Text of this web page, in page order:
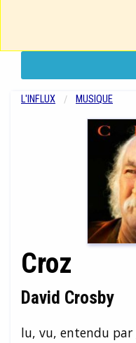
L'INFLUX MUSIQUE
Croz
David Crosby
lu, vu, entendu par